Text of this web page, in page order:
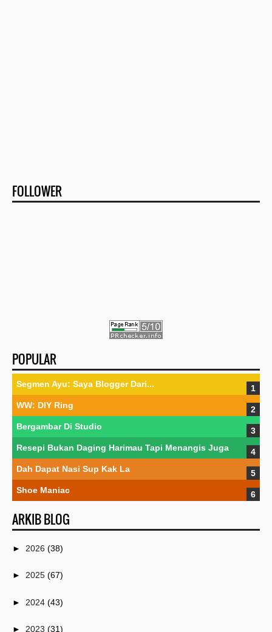
FOLLOWER
POPULAR
Segmen Ayu: Saya Blogger Dari...
WW: DIY Ring
Bergambar Di Studio
Resepi Bukan Daging Harimau Tapi Menangis Juga
Dah Dapat Nasi Sup Kak La
Shoe Maniac
ARKIB BLOG
► 2026 (38)
► 2025 (67)
► 2024 (43)
► 2023 (31)